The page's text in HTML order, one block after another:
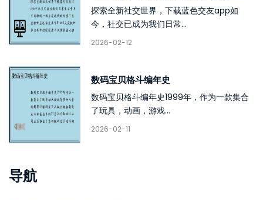
探索全新社交世界，下载蓝色交友app如
今，社交已成为我们日常...
2026-02-12
数码宝贝格斗编年史
数码宝贝格斗编年史1999年，作为一款集合
了玩具，动画，游戏...
2026-02-11
导航